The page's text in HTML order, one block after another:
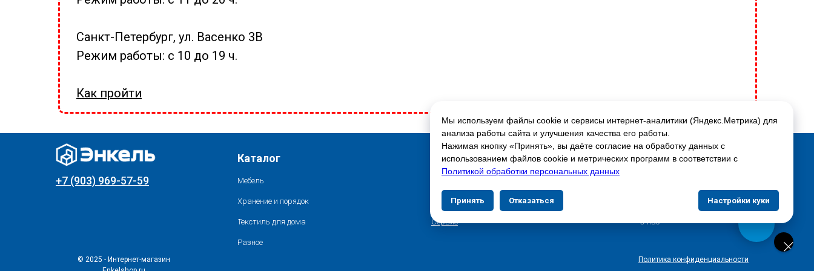
Мы используем файлы cookie и сервисы интернет-аналитики (Яндекс.Метрика) для
анализа работы сайта и улучшения качества его работы.
Нажимая кнопку «Принять», вы даёте согласие на обработку данных с
использованием файлов cookie и метрических программ в соответствии с
Политикой обработки персональных данных
Принять Отказаться Настройки куки
Санкт-Петербург, ул. Васенко 3В
Режим работы: с 10 до 19 ч.
Как пройти
ГЛАВНАЯ СТРАНИЦА
Каталог
Мебель
Хранение и порядок
Текстиль для дома
Разное
Доставка и оплата
О нас
Соцсети:
+7 (903) 969-57-59
Свяжитесь с нами
Адреса магазинов
Сервис
© 2025 - Интернет-магазин
Политика конфиденциальности